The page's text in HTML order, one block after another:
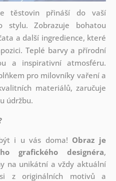
těstovin přináší do vaší
stylu. Zobrazuje bohatou
a další ingredience, které
Teplé barvy a přírodní
a inspirativní atmosféru.
pro milovníky vaření a
materiálů, zaručuje
údržbu.
i u vás doma! Obraz je
grafického designéra,
na unikátní a vždy aktuální
z originálních motivů a